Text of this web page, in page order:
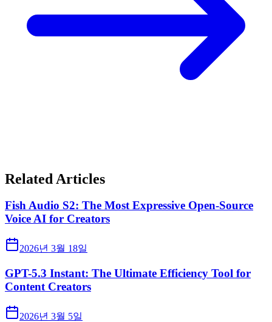
Related Articles
Fish Audio S2: The Most Expressive Open-Source
Voice AI for Creators
2026년 3월 18일
GPT-5.3 Instant: The Ultimate Efficiency Tool for
Content Creators
2026년 3월 5일